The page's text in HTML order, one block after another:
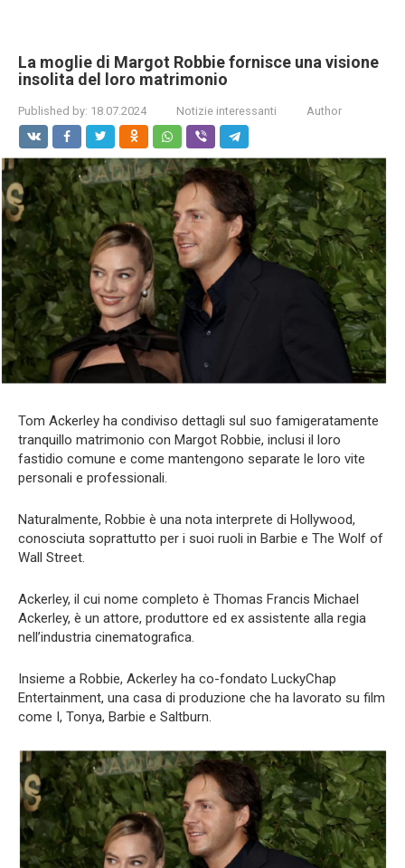
La moglie di Margot Robbie fornisce una visione
insolita del loro matrimonio
Published by: 18.07.2024 Notizie interessanti Author
Tom Ackerley ha condiviso dettagli sul suo famigeratamente
tranquillo matrimonio con Margot Robbie, inclusi il loro
fastidio comune e come mantengono separate le loro vite
personali e professionali.
Naturalmente, Robbie è una nota interprete di Hollywood,
conosciuta soprattutto per i suoi ruoli in Barbie e The Wolf of
Wall Street.
Ackerley, il cui nome completo è Thomas Francis Michael
Ackerley, è un attore, produttore ed ex assistente alla regia
nell’industria cinematografica.
Insieme a Robbie, Ackerley ha co-fondato LuckyChap
Entertainment, una casa di produzione che ha lavorato su film
come I, Tonya, Barbie e Saltburn.